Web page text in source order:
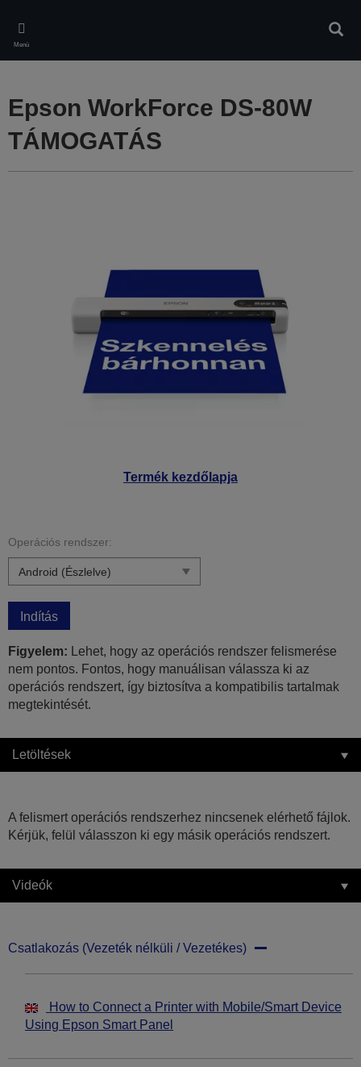
main
content
Menü
Termék kezdőlapja
Epson WorkForce DS-80W
TÁMOGATÁS
Operációs rendszer:
Indítás
Figyelem: Lehet, hogy az operációs rendszer felismerése
nem pontos. Fontos, hogy manuálisan válassza ki az
operációs rendszert, így biztosítva a kompatibilis tartalmak
megtekintését.
Letöltések
A felismert operációs rendszerhez nincsenek elérhető fájlok.
Kérjük, felül válasszon ki egy másik operációs rendszert.
Videók
Csatlakozás (Vezeték nélküli / Vezetékes)
How to Connect a Printer with Mobile/Smart Device
Using Epson Smart Panel